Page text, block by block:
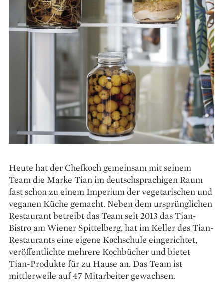
Heute hat der Chefkoch gemeinsam mit ­seinem
Team die Marke Tian im deutsch­sprachigen Raum
fast schon zu einem Imperium der vegetarischen und
veganen Küche gemacht. Neben dem ursprünglichen
Restaurant betreibt das Team seit 2013 das Tian-
Bistro am Wiener Spittelberg, hat im Keller des Tian-
Restaurants eine eigene Kochschule eingerichtet,
veröffentlichte mehrere Kochbücher und bietet
Tian-­Produkte für zu Hause an. Das Team ist
mittlerweile auf 47 Mit­arbeiter gewachsen.